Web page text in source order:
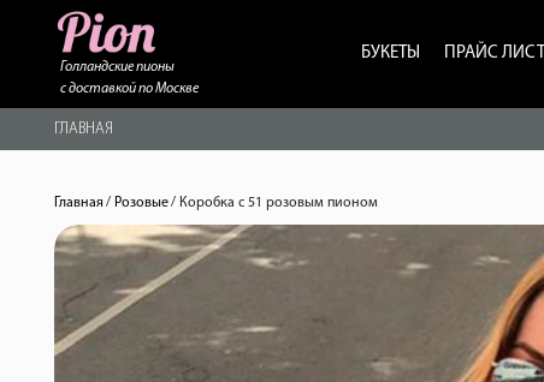
Голландские пионы
с доставкой по Москве
БУКЕТЫ ПРАЙС ЛИСТ
ГЛАВНАЯ
Главная / Розовые/ Коробка с 51 розовым пионом